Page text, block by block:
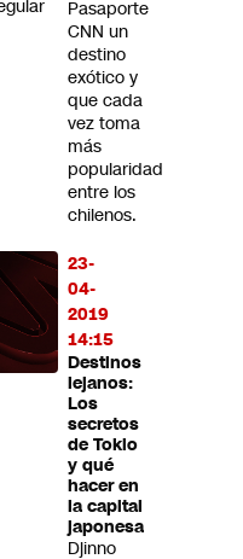
Pasaporte
CNN un
destino
exótico y
que cada
vez toma
más
popularidad
entre los
chilenos.
23-
04-
2019
14:15
Destinos
lejanos:
Los
secretos
de Tokio
y qué
hacer en
la capital
japonesa
Djinno